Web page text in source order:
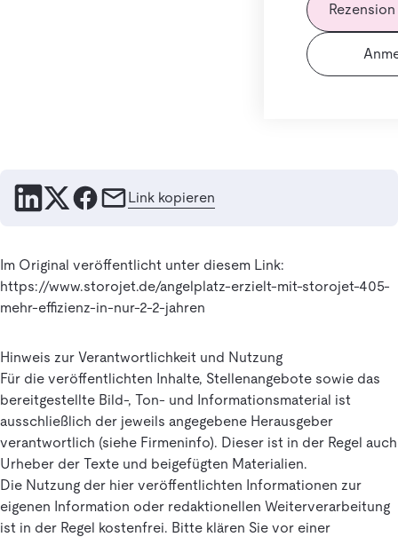
Link kopieren
Im Original veröffentlicht unter diesem Link:
https://www.storojet.de/angelplatz-erzielt-mit-storojet-405-
mehr-effizienz-in-nur-2-2-jahren
Hinweis zur Verantwortlichkeit und Nutzung
Für die veröffentlichten Inhalte, Stellenangebote sowie das
bereitgestellte Bild-, Ton- und Informationsmaterial ist
ausschließlich der jeweils angegebene Herausgeber
verantwortlich (siehe Firmeninfo). Dieser ist in der Regel auch
Urheber der Texte und beigefügten Materialien.
Die Nutzung der hier veröffentlichten Informationen zur
eigenen Information oder redaktionellen Weiterverarbeitung
ist in der Regel kostenfrei. Bitte klären Sie vor einer